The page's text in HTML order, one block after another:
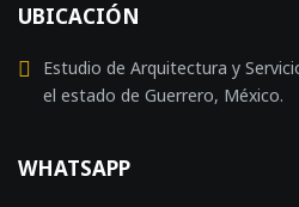
UBICACIÓN
Estudio de Arquitectura y
el estado de Guerrero, México.
WHATSAPP